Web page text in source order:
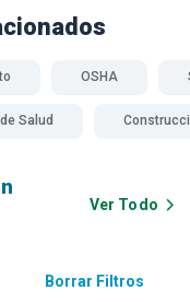
OSHA
Salud
Ver Todo
Borrar Filtros